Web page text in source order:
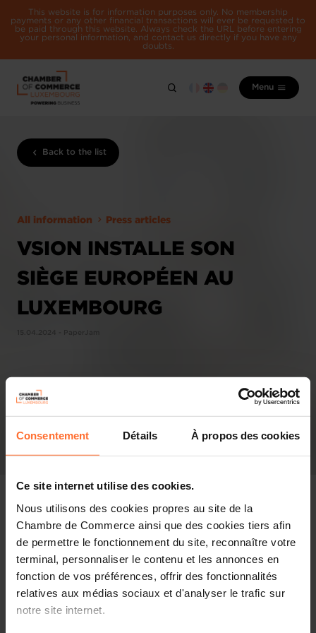
Consentement Détails À propos des cookies
Ce site internet utilise des cookies.
Nous utilisons des cookies propres au site de la
Chambre de Commerce ainsi que des cookies tiers afin
de permettre le fonctionnement du site, reconnaître votre
terminal, personnaliser le contenu et les annonces en
fonction de vos préférences, offrir des fonctionnalités
relatives aux médias sociaux et d'analyser le trafic sur
notre site internet.
This website is for information purposes only. No membership
payments or any other financial transactions will ever be requested to
be paid through this website. Always check the URL before entering
your personal information, and contact us directly if you have any
doubts.
Menu
Back to the list
All information Press articles
VSION INSTALLE SON
SIÈGE EUROPÉEN AU
LUXEMBOURG
In the press
Share this article